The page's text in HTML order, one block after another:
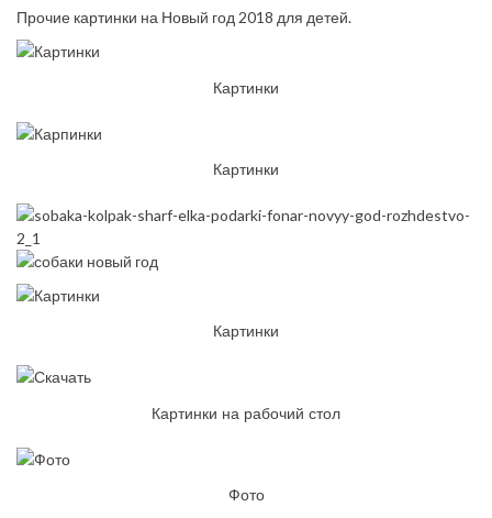
Прочие картинки на Новый год 2018 для детей.
Картинки
Картинки
Картинки
Картинки на рабочий стол
Фото